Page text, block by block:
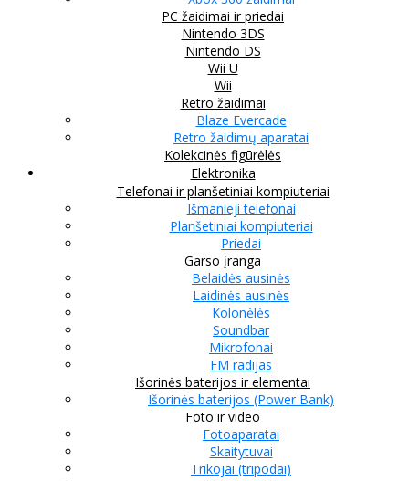
PC žaidimai ir priedai
Nintendo 3DS
Nintendo DS
Wii U
Wii
Retro žaidimai
Blaze Evercade
Retro žaidimų aparatai
Kolekcinės figūrėlės
Elektronika
Telefonai ir planšetiniai kompiuteriai
Išmanieji telefonai
Planšetiniai kompiuteriai
Priedai
Garso įranga
Belaidės ausinės
Laidinės ausinės
Kolonėlės
Soundbar
Mikrofonai
FM radijas
Išorinės baterijos ir elementai
Išorinės baterijos (Power Bank)
Foto ir video
Fotoaparatai
Skaitytuvai
Trikojai (tripodai)